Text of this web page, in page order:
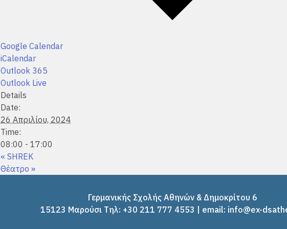
Google Calendar
iCalendar
Outlook 365
Outlook Live
Details
Date:
26 Απριλίου, 2024
Time:
08:00 - 17:00
« SHREK
Θέατρο »
Γερμανικής Σχολής Αθηνών & Δημοκρίτου 6
15123 Μαρούσι Tηλ: +30 211 777 4553 | email: info@ex-